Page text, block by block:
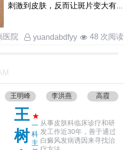
刺激到皮肤，反而让斑片变大有
医院 yuandabdfyy 48 次阅读
王明峰 李洪燕 高霞
王
树
★
一
科
主
从事皮肤科临床诊疗和研
发工作近30年，善于通过
白癜风发病诱因来寻找治